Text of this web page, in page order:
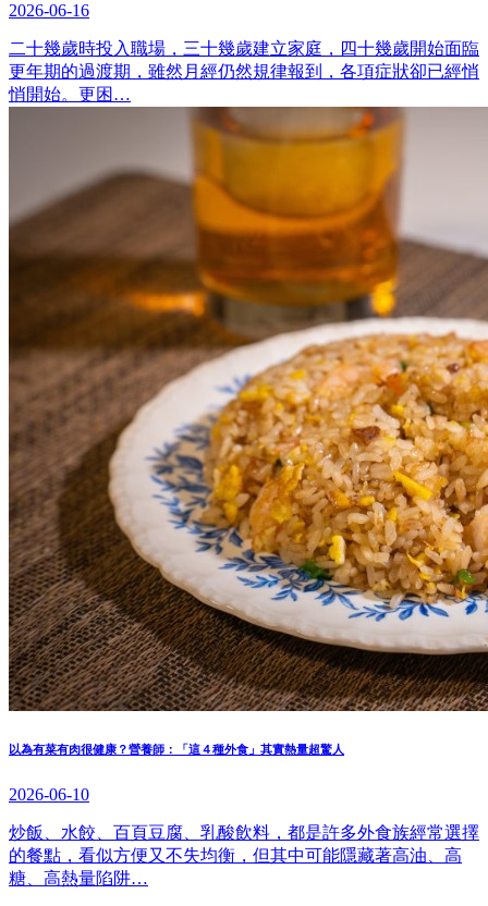
2026-06-16
二十幾歲時投入職場，三十幾歲建立家庭，四十幾歲開始面臨
更年期的過渡期，雖然月經仍然規律報到，各項症狀卻已經悄
悄開始。更困…
以為有菜有肉很健康？營養師：「這４種外食」其實熱量超驚人
2026-06-10
炒飯、水餃、百頁豆腐、乳酸飲料，都是許多外食族經常選擇
的餐點，看似方便又不失均衡，但其中可能隱藏著高油、高
糖、高熱量陷阱…